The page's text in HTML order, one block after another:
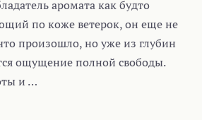
аромата как будто
по коже ветерок, он еще не
произошло, но уже из глубин
ощущение полной свободы.
и …